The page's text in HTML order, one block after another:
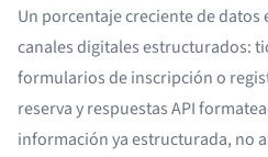
Un porcentaje creciente de
canales digitales estructurados:
formularios de inscripción o
reserva y respuestas API
información ya estructurada, no